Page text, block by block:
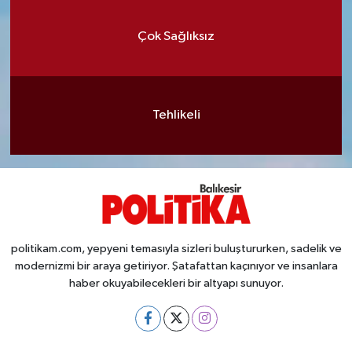
Çok Sağlıksız
Tehlikeli
politikam.com, yepyeni temasıyla sizleri buluştururken, sadelik ve
modernizmi bir araya getiriyor. Şatafattan kaçınıyor ve insanlara
haber okuyabilecekleri bir altyapı sunuyor.